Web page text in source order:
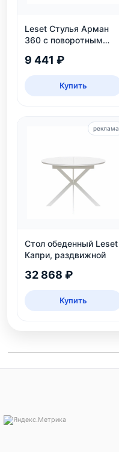
Leset Стулья Арман
360 с поворотным
9 441 ₽
Купить
Стол обеденный Leset
Капри, раздвижной
32 868 ₽
Купить
реклама